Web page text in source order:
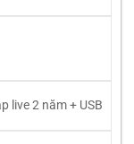
live 2 năm + USB